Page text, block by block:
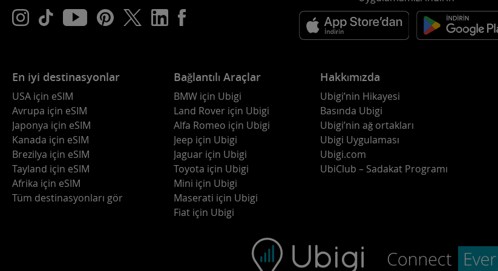
En iyi destinasyonlar
USA için eSIM
Avrupa için eSIM
Japonya için eSIM
Kanada için eSIM
Brezilya için eSIM
Tayland için eSIM
Afrika için eSIM
Tüm destinasyonları gör
Bağlantılı Araçlar
BMW için Ubigi
Land Rover için Ubigi
Alfa Romeo için Ubigi
Jeep için Ubigi
Jaguar için Ubigi
Toyota için Ubigi
Mini için Ubigi
Maserati için Ubigi
Fiat için Ubigi
Hakkımızda
Ubigi’nin Hikayesi
Basında Ubigi
Ubigi’nin ağ ortakları
Ubigi Uygulaması
Ubigi.com
UbiClub – Sadakat Programı